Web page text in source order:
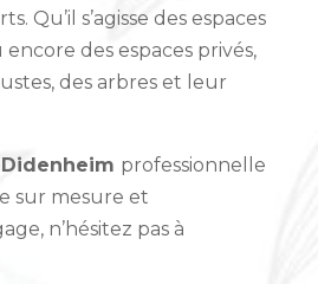
Qu’il s’agisse des espaces
des espaces privés,
des arbres et leur
professionnelle
sur mesure et
n’hésitez pas à